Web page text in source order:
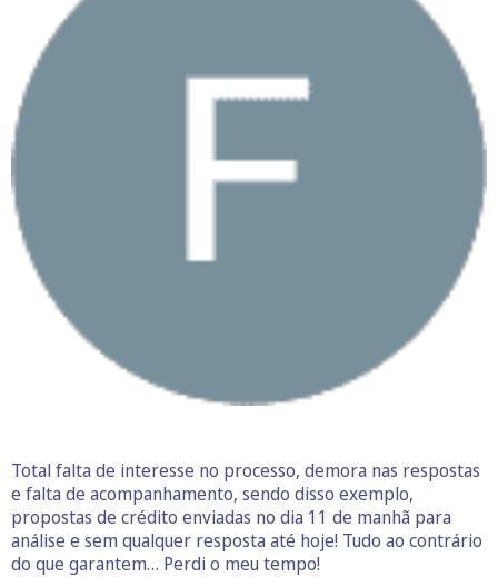
Total falta de interesse no processo, demora nas respostas
e falta de acompanhamento, sendo disso exemplo,
propostas de crédito enviadas no dia 11 de manhã para
análise e sem qualquer resposta até hoje! Tudo ao contrário
do que garantem… Perdi o meu tempo!